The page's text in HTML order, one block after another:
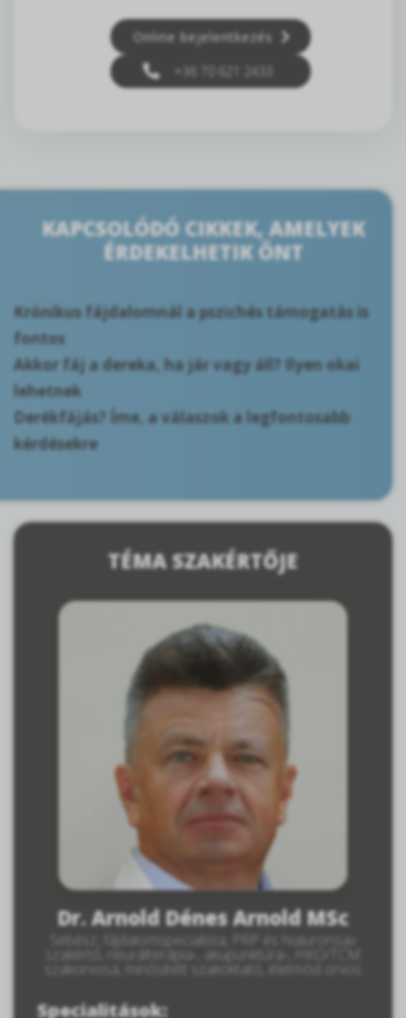
Online bejelentkezés
+36 70 621 2433
KAPCSOLÓDÓ CIKKEK, AMELYEK
ÉRDEKELHETIK ÖNT
Krónikus fájdalomnál a pszichés támogatás is
fontos
Akkor fáj a dereka, ha jár vagy áll? Ilyen okai
lehetnek
Derékfájás? Íme, a válaszok a legfontosabb
kérdésekre
TÉMA SZAKÉRTŐJE
Dr. Arnold Dénes Arnold MSc
Sebész, fájdalomspecialista, PRP és hialuronsav
szakértő, neurálterápia-, akupunktúra-, HKO/TCM
szakorvosa, minősített szakoktató, életmód orvos
Specialitások: